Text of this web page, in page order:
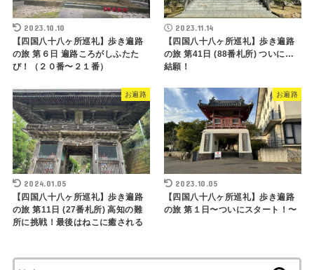
2023.10.10
【四国八十八ヶ所巡礼】歩き遍路
の旅 第６日 遍路ころがしふたた
び！（２０番〜２１番）
2023.11.14
【四国八十八ヶ所巡礼】歩き遍路
の旅 第41日 (88番札所) ついに…
結願！
お遍路
2024.01.05
【四国八十八ヶ所巡礼】歩き遍路
の旅 第11日 (27番札所) 高知の難
所に挑戦！最後はねこに癒される
お遍路
2023.10.05
【四国八十八ヶ所巡礼】歩き遍路
の旅 第１日〜ついにスタート！〜